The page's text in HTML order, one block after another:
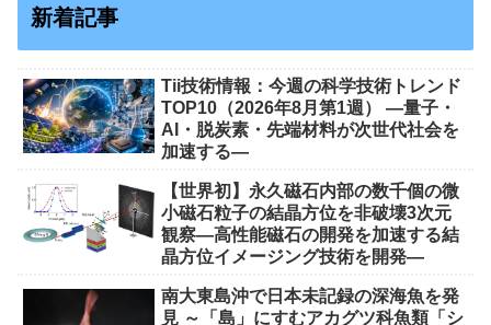
新着記事
Tii技術情報：今週の科学技術トレンド
TOP10（2026年8月第1週） ―量子・
AI・脱炭素・先端材料が次世代社会を
加速する―
【世界初】永久磁石内部の数千個の微
小磁石粒子の結晶方位を非破壊3次元
観察―高性能磁石の開発を加速する結
晶方位イメージング技術を開発―
南大東島沖で日本未記録の深海魚を発
見 ～「島」にすむアカグツ科魚類「シ